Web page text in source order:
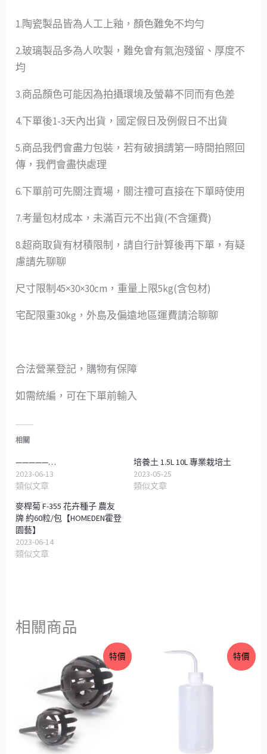
1.陶瓷製品皆為人工上釉，顏色難免不均勻
2.玻璃製品多為人吹製，難免會有氣泡殘留、厚度不
均
3.商品顏色可能因為拍攝環境及螢幕不同而有色差
4.下單後1-3天內出貨，國定假日及例假日不出貨
5.商品我們會盡力包裝，若有破損請第一時間拍照回
傳，我們會盡快處理
6.下單前可先關注賣場，關注禮可直接在下單時使用
7.考量包材成本，未滿百元不出貨(不含運費)
8.超商取貨有材積限制，請自行計算後再下單，有疑
慮請先聊聊
尺寸限制45×30×30cm，重量上限5kg(含包材)
宅配限重30kg，外島及偏遠地區運費請洽聊聊
合法營業登記，購物有保障
如需統編，可在下單前輸入
相關
—————…
2023-06-13
類似文章
培養土 1.5L 10L 專業栽培土
2023-05-25
類似文章
麥桿菊 F-355 花卉種子 農友
牌 約60粒/包【HOMEDEN霍登
園藝】
2023-06-14
類似文章
相關商品
特價
格
範
圍：
NT$6
到
NT$10
特價
格
範
圍：